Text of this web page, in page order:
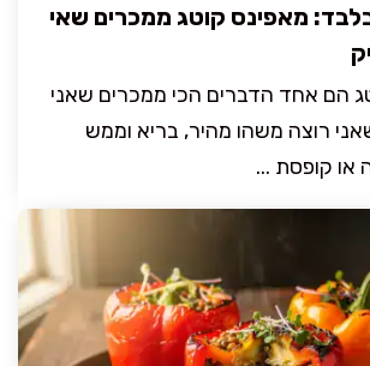
בלבד: מאפינס קוטג ממכרים שאי
הם אחד הדברים הכי ממכרים שאני
רוצה משהו מהיר, בריא וממש
קופסת ...